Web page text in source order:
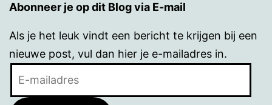
Abonneer je op dit Blog via E-mail
Als je het leuk vindt een bericht te krijgen bij een
nieuwe post, vul dan hier je e-mailadres in.